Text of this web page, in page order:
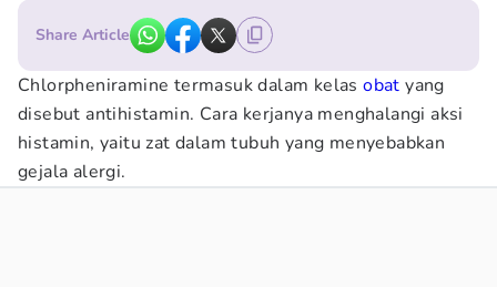
Share Article
Chlorpheniramine termasuk dalam kelasobat yang
disebut antihistamin. Cara kerjanya menghalangi aksi
histamin, yaitu zat dalam tubuh yang menyebabkan
gejala alergi.